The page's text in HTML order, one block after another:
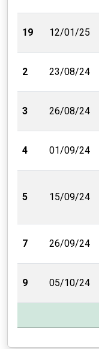
19 12/01/25
2 23/08/24
3 26/08/24
4 01/09/24
5 15/09/24
7 26/09/24
9 05/10/24